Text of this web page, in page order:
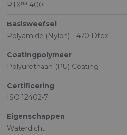
RTX™ 400
Basisweefsel
Polyamide (Nylon) - 470 Dtex
Coatingpolymeer
Polyurethaan (PU) Coating
Certificering
ISO 12402-7
Eigenschappen
Waterdicht